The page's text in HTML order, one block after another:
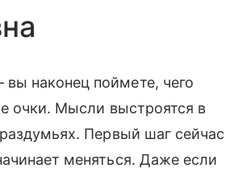
наконец поймете, чего
очки. Мысли выстроятся в
Первый шаг сейчас
меняться. Даже если